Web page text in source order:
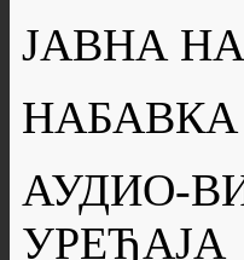
ЈАВНА
АУДИО-
УРЕЂАЈА